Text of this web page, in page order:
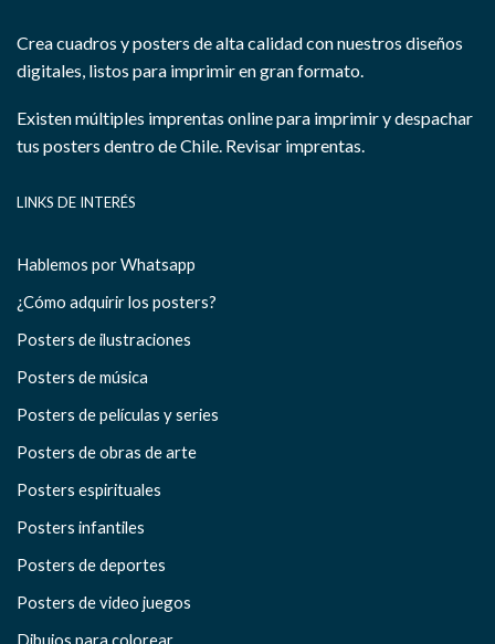
Crea cuadros y posters de alta calidad con nuestros diseños
digitales, listos para imprimir en gran formato.
Existen múltiples imprentas online para imprimir y despachar
tus posters dentro de Chile. Revisar imprentas.
LINKS DE INTERÉS
Hablemos por Whatsapp
¿Cómo adquirir los posters?
Posters de ilustraciones
Posters de música
Posters de películas y series
Posters de obras de arte
Posters espirituales
Posters infantiles
Posters de deportes
Posters de video juegos
Dibujos para colorear